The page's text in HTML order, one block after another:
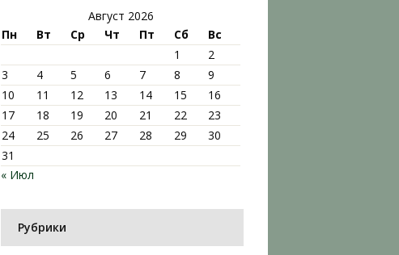
Август 2026
Пн
Вт Ср Чт Пт Сб
Вс
1
2
3
4 5 6 7 8
9
10
11 12 13 14 15
16
17
18 19 20 21 22
23
24
25 26 27 28 29
30
31
« Июл
Рубрики